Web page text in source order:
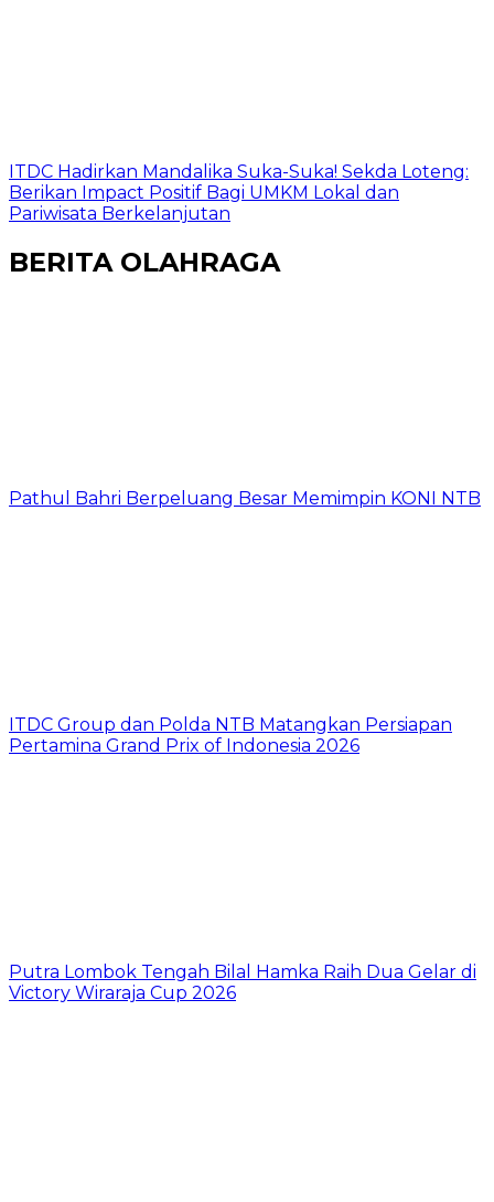
ITDC Hadirkan Mandalika Suka-Suka! Sekda Loteng:
Berikan Impact Positif Bagi UMKM Lokal dan
Pariwisata Berkelanjutan
BERITA OLAHRAGA
Pathul Bahri Berpeluang Besar Memimpin KONI NTB
ITDC Group dan Polda NTB Matangkan Persiapan
Pertamina Grand Prix of Indonesia 2026
Putra Lombok Tengah Bilal Hamka Raih Dua Gelar di
Victory Wiraraja Cup 2026